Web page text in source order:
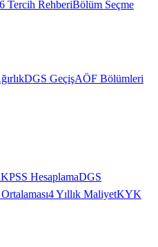
Tercih RehberiBölüm Seçme
DGS GeçişAÖF Bölümleri
KPSS HesaplamaDGS
4 Yıllık MaliyetKYK